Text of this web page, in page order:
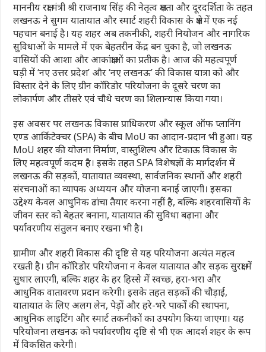
माननीय रक्षा मंत्री श्री राजनाथ सिंह की नेतृत्व क्षमता और दूरदर्शिता के तहत
लखनऊ ने सुगम यातायात और स्मार्ट शहरी विकास के क्षेत्र में एक नई
पहचान बनाई है। यह शहर अब तकनीकी, शहरी नियोजन और नागरिक
सुविधाओं के मामले में एक बेहतरीन केंद्र बन चुका है, जो लखनऊ
वासियों की आशा और आकांक्षाओं का प्रतीक है। आज की महत्वपूर्ण
घड़ी में ‘नए उत्तर प्रदेश’ और ‘नए लखनऊ’ की विकास यात्रा को और
विस्तार देने के लिए ग्रीन कॉरिडोर परियोजना के दूसरे चरण का
लोकार्पण और तीसरे एवं चौथे चरण का शिलान्यास किया गया।
इस अवसर पर लखनऊ विकास प्राधिकरण और स्कूल ऑफ प्लानिंग
एण्ड आर्किटेक्चर (SPA) के बीच MoU का आदान-प्रदान भी हुआ। यह
MoU शहर की योजना निर्माण, वास्तुशिल्प और टिकाऊ विकास के
लिए महत्वपूर्ण कदम है। इसके तहत SPA विशेषज्ञों के मार्गदर्शन में
लखनऊ की सड़कों, यातायात व्यवस्था, सार्वजनिक स्थानों और शहरी
संरचनाओं का व्यापक अध्ययन और योजना बनाई जाएगी। इसका
उद्देश्य केवल आधुनिक ढांचा तैयार करना नहीं है, बल्कि शहरवासियों के
जीवन स्तर को बेहतर बनाना, यातायात की सुविधा बढ़ाना और
पर्यावरणीय संतुलन बनाए रखना भी है।
ग्रामीण और शहरी विकास की दृष्टि से यह परियोजना अत्यंत महत्व
रखती है। ग्रीन कॉरिडोर परियोजना न केवल यातायात और सड़क सुरक्षा में
सुधार लाएगी, बल्कि शहर के हर हिस्से में स्वच्छ, हरा-भरा और
आधुनिक वातावरण प्रदान करेगी। इसके तहत सड़कों की चौड़ाई,
यातायात के लिए अलग लेन, पेड़ों और हरे-भरे पार्कों की स्थापना,
आधुनिक लाइटिंग और स्मार्ट तकनीकों का उपयोग किया जाएगा। यह
परियोजना लखनऊ को पर्यावरणीय दृष्टि से भी एक आदर्श शहर के रूप
में विकसित करेगी।